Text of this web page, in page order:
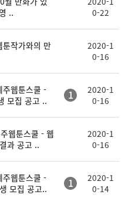
..
0-22
작가와의 만
2020-1
0-16
웹툰스쿨 -
모집 공고 ..
1
2020-1
0-16
웹툰스쿨 - 웹
과 공고 ..
2020-1
0-16
웹툰스쿨 -
모집 공고..
1
2020-1
0-14